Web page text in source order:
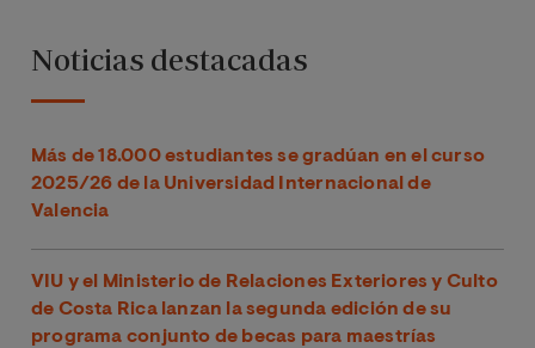
Noticias destacadas
Más de 18.000 estudiantes se gradúan en el curso
2025/26 de la Universidad Internacional de
Valencia
VIU y el Ministerio de Relaciones Exteriores y Culto
de Costa Rica lanzan la segunda edición de su
programa conjunto de becas para maestrías